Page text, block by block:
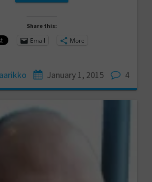
Share this:
Email More
January 1, 2015 4